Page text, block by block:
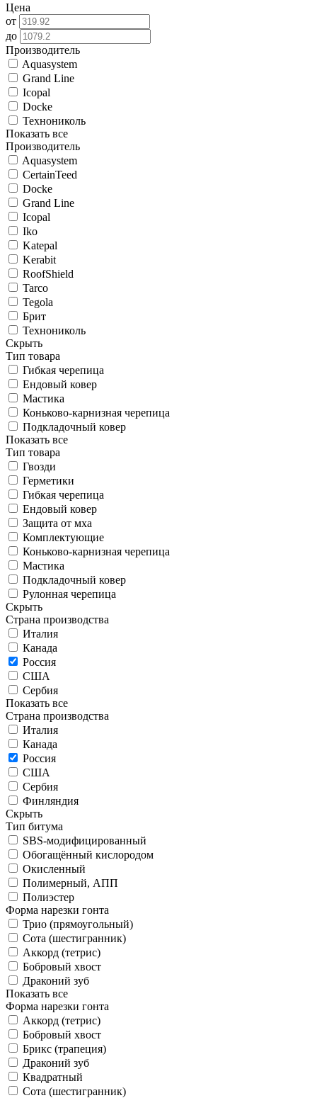
Цена
от
до
Производитель
Aquasystem
Grand Line
Icopal
Docke
Технониколь
Показать все
Производитель
Aquasystem
CertainTeed
Docke
Grand Line
Icopal
Iko
Katepal
Kerabit
RoofShield
Tarco
Tegola
Брит
Технониколь
Скрыть
Тип товара
Гибкая черепица
Ендовый ковер
Мастика
Коньково-карнизная черепица
Подкладочный ковер
Показать все
Тип товара
Гвозди
Герметики
Гибкая черепица
Ендовый ковер
Защита от мха
Комплектующие
Коньково-карнизная черепица
Мастика
Подкладочный ковер
Рулонная черепица
Скрыть
Страна производства
Италия
Канада
Россия
США
Сербия
Показать все
Страна производства
Италия
Канада
Россия
США
Сербия
Финляндия
Скрыть
Тип битума
SBS-модифицированный
Обогащённый кислородом
Окисленный
Полимерный, АПП
Полиэстер
Форма нарезки гонта
Трио (прямоугольный)
Сота (шестигранник)
Аккорд (тетрис)
Бобровый хвост
Драконий зуб
Показать все
Форма нарезки гонта
Аккорд (тетрис)
Бобровый хвост
Брикс (трапеция)
Драконий зуб
Квадратный
Сота (шестигранник)